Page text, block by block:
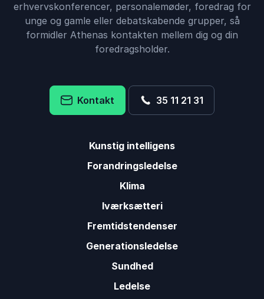
erhvervskonferencer, personalemøder, foredrag for
unge og gamle eller debatskabende grupper, så
formidler Athenas kontakten mellem dig og din
foredragsholder.
Kontakt 35 11 21 31
Kunstig intelligens
Forandringsledelse
Klima
Iværksætteri
Fremtidstendenser
Generationsledelse
Sundhed
Ledelse